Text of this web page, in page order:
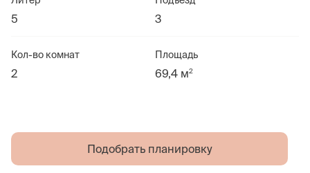
5 3
Кол-во комнат
2
Площадь
69,4 м2
Подобрать планировку